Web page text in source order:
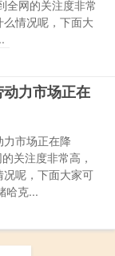
全网的关注度非常
情况呢，下面大
力市场正在
力市场正在降
关注度非常高，
呢，下面大家可
哈克...